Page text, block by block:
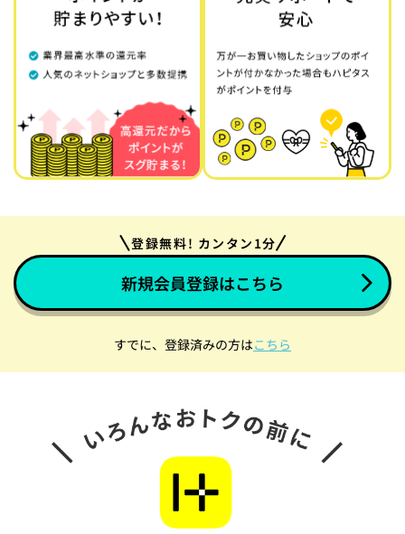
登録無料! カンタン1分
新規会員登録はこちら
すでに、登録済みの方はこちら